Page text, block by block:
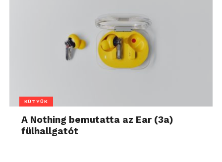
KÜTYÜK
A Nothing bemutatta az Ear (3a)
fülhallgatót